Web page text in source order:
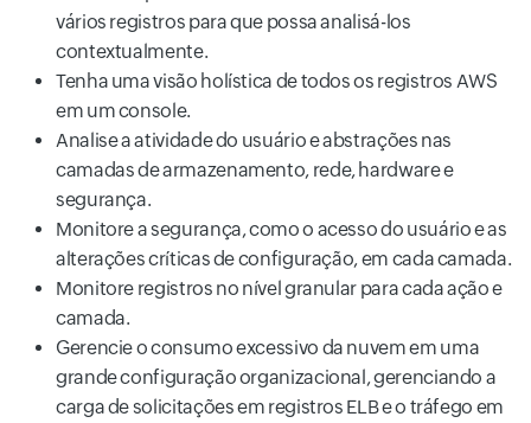
vários registros para que possa analisá-los
contextualmente.
Tenha uma visão holística de todos os registros AWS
em um console.
Analise a atividade do usuário e abstrações nas
camadas de armazenamento, rede, hardware e
segurança.
Monitore a segurança, como o acesso do usuário e as
alterações críticas de configuração, em cada camada.
Monitore registros no nível granular para cada ação e
camada.
Gerencie o consumo excessivo da nuvem em uma
grande configuração organizacional, gerenciando a
carga de solicitações em registros ELB e o tráfego em